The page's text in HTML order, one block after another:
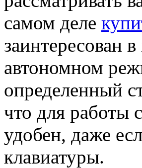
самом деле
заинтересован
автономном
определенный
что для работы
удобен, даже
клавиатуры.